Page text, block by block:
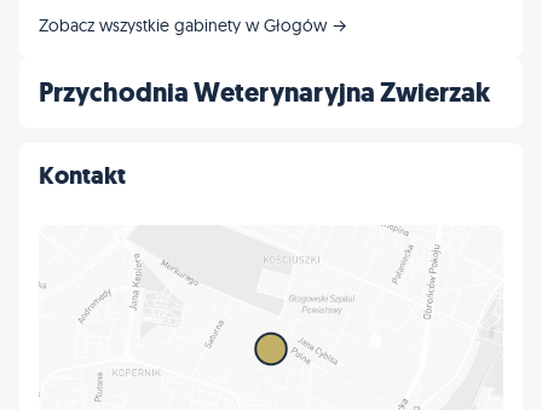
Przychodnia Weterynaryjna Zwierzak
Kontakt
Zobacz wszystkie gabinety w Głogów →